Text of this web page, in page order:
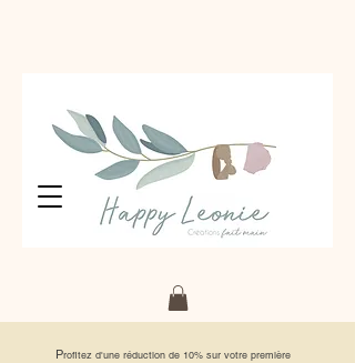
Profitez d'une réduction de 10% sur votre première